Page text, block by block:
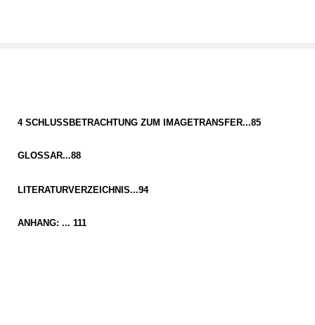
4 SCHLUSSBETRACHTUNG ZUM IMAGETRANSFER...85
GLOSSAR...88
LITERATURVERZEICHNIS...94
ANHANG: ... 111